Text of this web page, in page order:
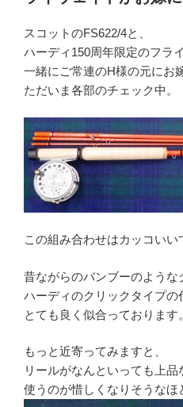
スコットのFS622/4と、
ハーディ150周年限定のフラ
一緒にご常連のH様の元にお
ただいま各部のチェック中。
この組み合わせはカッコいい
昔ながらのバンブーのような
ハーディのクリックタイプの
とても良く似合っております。
もっと近寄ってみますと、
リールがなんといっても上品
使うのが惜しくなりそうなほ